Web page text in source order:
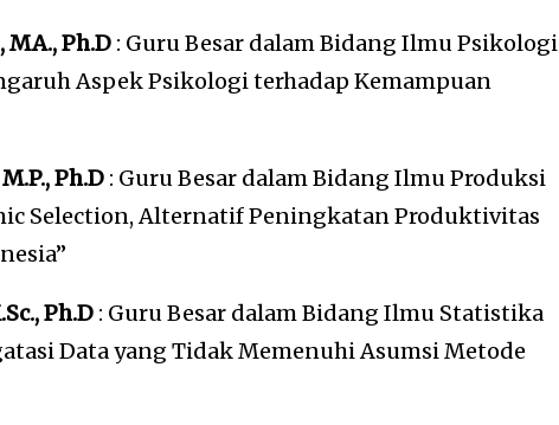
Ph.D : Guru Besar dalam Bidang Ilmu Psikologi
Aspek Psikologi terhadap Kemampuan
Ph.D : Guru Besar dalam Bidang Ilmu Produksi
Selection, Alternatif Peningkatan Produktivitas
Ph.D : Guru Besar dalam Bidang Ilmu Statistika
Data yang Tidak Memenuhi Asumsi Metode